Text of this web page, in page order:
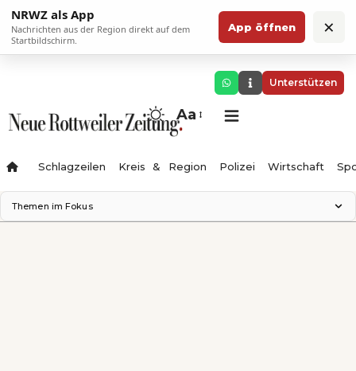
NRWZ als App
Nachrichten aus der Region direkt auf dem
Startbildschirm.
App öffnen ×
Unterstützen
Aa
Schlagzeilen Kreis & Region Polizei Wirtschaft
Themen im Fokus